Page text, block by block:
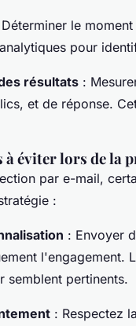
le
pour
résultats :
et de réponse.
éviter lors de la
par e-mail,
:
: Envoyer
l'engagement.
semblent pertinents.
: Respectez